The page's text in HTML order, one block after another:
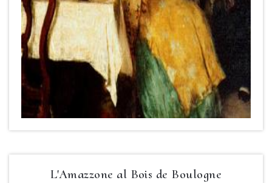
L'Amazzone al Bois de Boulogne